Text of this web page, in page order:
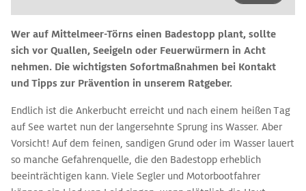
Wer auf Mittelmeer-Törns einen Badestopp plant, sollte
sich vor Quallen, Seeigeln oder Feuerwürmern in Acht
nehmen. Die wichtigsten Sofortmaßnahmen bei Kontakt
und Tipps zur Prävention in unserem Ratgeber.
Endlich ist die Ankerbucht erreicht und nach einem heißen Tag
auf See wartet nun der langersehnte Sprung ins Wasser. Aber
Vorsicht! Auf dem feinen, sandigen Grund oder im Wasser lauert
so manche Gefahrenquelle, die den Badestopp erheblich
beeinträchtigen kann. Viele Segler und Motorbootfahrer